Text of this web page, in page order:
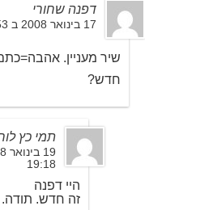
דפנה שחורי
17 בינואר 2008 ב 19:53
שיר מעניין.
חדש?
תמי כץ
19:18
היי דפנה
זה חדש. תודה.